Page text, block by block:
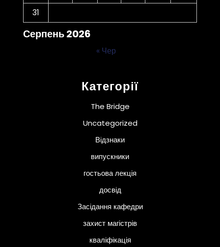
Серпень 2026
31
« Чер
Категорії
The Bridge
Uncategorized
Відзнаки
випускники
гостьова лекція
досвід
Засідання кафедри
захист магістрів
кваліфікація